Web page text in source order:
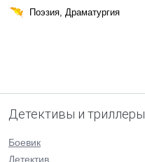
Поэзия, Драматургия
Детективы и триллеры
Боевик
Детектив